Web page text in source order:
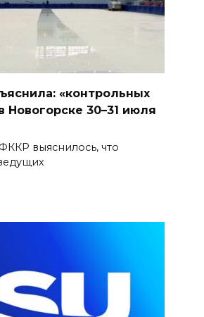
«контрольных
Новогорске 30–31 июля
выяснилось, что